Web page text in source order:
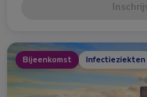
Bijeenkomst Infectieziekten